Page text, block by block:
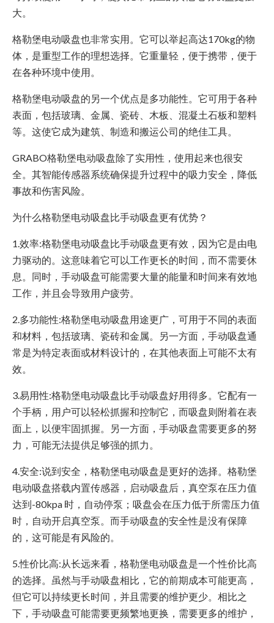
大。
格勒堡电动吸盘也非常实用。它可以举起高达170kg的物
体，是重型工作的理想选择。它重量轻，便于携带，便于
在各种环境中使用。
格勒堡电动吸盘的另一个优点是多功能性。它可用于各种
表面，包括玻璃、金属、瓷砖、木板、混凝土石板和塑料
等。这使它成为建筑、制造和搬运公司的绝佳工具。
GRABO格勒堡电动吸盘除了实用性，使用起来也很安
全。其智能传感器系统确保提升过程中的吸力安全，降低
事故和伤害风险。
为什么格勒堡电动吸盘比手动吸盘更有优势？
1.效率:格勒堡电动吸盘比手动吸盘更有效，因为它是由电
力驱动的。这意味着它可以工作更长的时间，而不需要休
息。同时，手动吸盘可能需要大量的能量和时间来有效地
工作，并且会导致用户疲劳。
2.多功能性:格勒堡电动吸盘用途更广，可用于不同的表面
和材料，包括玻璃、瓷砖和金属。另一方面，手动吸盘通
常是为特定表面或材料设计的，在其他表面上可能不太有
效。
3.易用性:格勒堡电动吸盘比手动吸盘好用得多。它配有一
个手柄，用户可以轻松抓握和控制它，而吸盘则附着在表
面上，以便牢固抓握。另一方面，手动吸盘需要更多的努
力，可能无法提供足够强的抓力。
4.安全:说到安全，格勒堡电动吸盘是更好的选择。格勒堡
电动吸盘搭载内置传感器，启动吸盘后，真空泵在压力值
达到-80kpa 时，自动停泵；吸盘会在压力低于所需压力值
时，自动开启真空泵。而手动吸盘的安全性是没有保障
的，这可能是有风险的。
5.性价比高:从长远来看，格勒堡电动吸盘是一个性价比高
的选择。虽然与手动吸盘相比，它的前期成本可能更高，
但它可以持续更长时间，并且需要的维护更少。相比之
下，手动吸盘可能需要更频繁地更换，需要更多的维护，